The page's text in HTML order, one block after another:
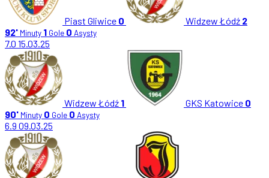
Piast Gliwice 0 Widzew Łódź 2
92' Minuty 1 Gole 0 Asysty
7.0 15.03.25
Widzew Łódź 1 GKS Katowice 0
90' Minuty 0 Gole 0 Asysty
6.9 09.03.25